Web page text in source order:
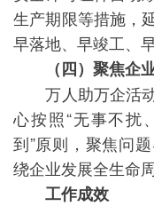
生产期限等措施，
早落地、早竣工、早
（四）聚焦企
万人助万企活动
心按照“无事不扰
到”原则，聚焦问
绕企业发展全生命
工作成效